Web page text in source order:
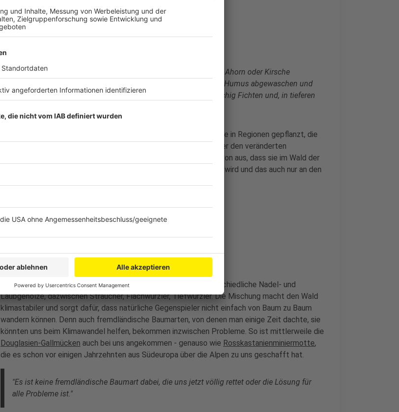
Kein anderes Saatgut nach dem zweiten Weltkrieg
Anzeige
"Die Kollegen hätten sich sicherlich gewünscht, Eichen, Buche, Ahorn oder Kirsche
anzupflanzen, aber dieses Saatgut gab es nicht. Und bevor der Humus abgewaschen und
der nackte Felsen im Sauerland zu sehen war, hat man großflächig Fichten und, in tieferen
Viele Hektar Wald sind in Monokultur entstanden. Die Fichte wurde in Regionen gepflanzt, die
am Rande ihres natürlichen Spektrums lagen, was ihren Erhalt unter den veränderten
klimatischen Bedingungen unmöglich macht. Der Förster geht davon aus, dass sie im Wald der
Zukunft nur noch vereinzelt im Sauer- und Siegerland vorkommen wird und das auch nur an den
Der klimastabile Wald der Zukunft ist bunter
Der Wald der Zukunft ist für den Experten der Mischwald. Unterschiedliche Nadel- und
Laubgehölze, dazwischen Sträucher, Flachwurzler, Tiefwurzler. Die Mischung macht den Wald
klimastabiler und sorgt dafür, dass natürliche Gegenspieler nicht einfach von Baum zu Baum
wandern können. Denn auch fremdländische Baumarten, von denen man einige Zeit dachte, sie
könnten uns beim Klimawandel helfen, bekommen inzwischen Probleme. So ist mittlerweile die
Douglasien-Gallmücken auch bei uns angekommen - genauso wie Rosskastanienminiermotte,
die es schon vor einigen Jahrzehnten aus Südeuropa über die Alpen zu uns geschafft hat.
"Es ist keine fremdländische Baumart dabei, die uns jetzt völlig rettet oder die Lösung für
alle Probleme ist."